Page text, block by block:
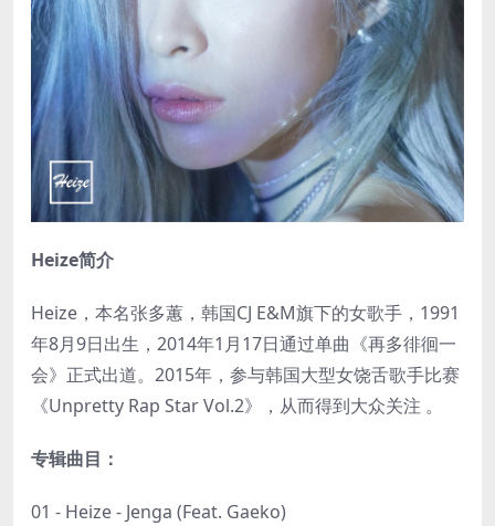
Heize简介
Heize，本名张多蕙，韩国CJ E&M旗下的女歌手，1991
年8月9日出生，2014年1月17日通过单曲《再多徘徊一
会》正式出道。2015年，参与韩国大型女饶舌歌手比赛
《Unpretty Rap Star Vol.2》，从而得到大众关注 。
专辑曲目：
01 - Heize - Jenga (Feat. Gaeko)